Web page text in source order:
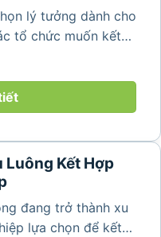
lý tưởng dành cho
tổ chức muốn kết
tổ chức các hoạt
quan thiên nhiên
Luông Kết Hợp
đang trở thành xu
lựa chọn để kết